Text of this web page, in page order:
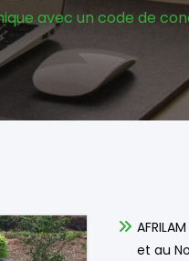
avec un code de
et au